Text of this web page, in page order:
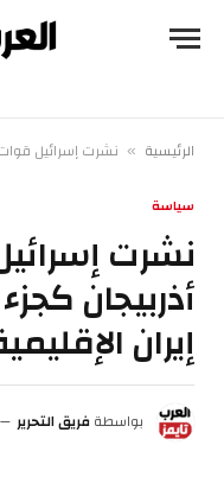
الرئيسية » نشرت إسرائيل قوات
سياسة
نشرت
أذربيجان
إيران
بواسطةفريق التحرير